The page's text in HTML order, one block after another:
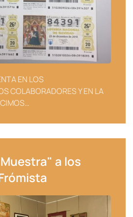
EN LOS
COLABORADORES Y EN LA
a los